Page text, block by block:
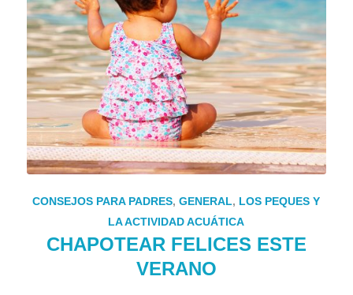
CONSEJOS PARA PADRES,GENERAL, LOS PEQUES Y
LA ACTIVIDAD ACUÁTICA
CHAPOTEAR FELICES ESTE
VERANO